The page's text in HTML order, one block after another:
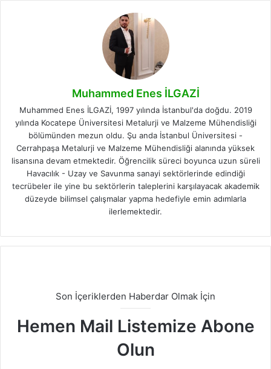
Muhammed Enes İLGAZİ
Muhammed Enes İLGAZİ, 1997 yılında İstanbul'da doğdu. 2019
yılında Kocatepe Üniversitesi Metalurji ve Malzeme Mühendisliği
bölümünden mezun oldu. Şu anda İstanbul Üniversitesi -
Cerrahpaşa Metalurji ve Malzeme Mühendisliği alanında yüksek
lisansına devam etmektedir. Öğrencilik süreci boyunca uzun süreli
Havacılık - Uzay ve Savunma sanayi sektörlerinde edindiği
tecrübeler ile yine bu sektörlerin taleplerini karşılayacak akademik
düzeyde bilimsel çalışmalar yapma hedefiyle emin adımlarla
ilerlemektedir.
Son İçeriklerden Haberdar Olmak İçin
Hemen Mail Listemize Abone
Olun